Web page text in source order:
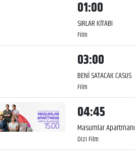
01:00
SIRLAR KİTABI
Film
03:00
BENİ SATACAK CASUS
Film
04:45
Masumlar Apartmanı
Dizi Film